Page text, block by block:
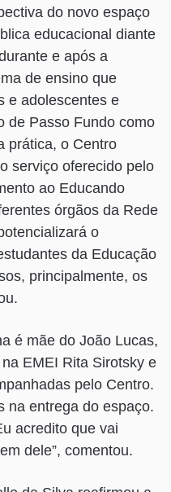
do novo espaço
educacional diante
e após a
de ensino que
e adolescentes e
de Passo Fundo como
prática, o Centro
serviço oferecido pelo
ao Educando
órgãos da Rede
o
da Educação
principalmente, os
é mãe do João Lucas,
EMEI Rita Sirotsky e
pelo Centro.
na entrega do espaço.
acredito que vai
dele”, comentou.